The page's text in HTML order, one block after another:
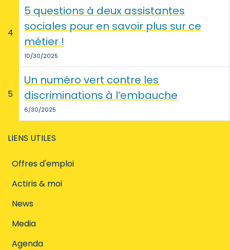
4
5 questions à deux assistantes
sociales pour en savoir plus sur ce
métier !
10/30/2025
5
Un numéro vert contre les
discriminations à l’embauche
6/30/2025
LIENS UTILES
Offres d'emploi
Actiris & moi
News
Media
Agenda